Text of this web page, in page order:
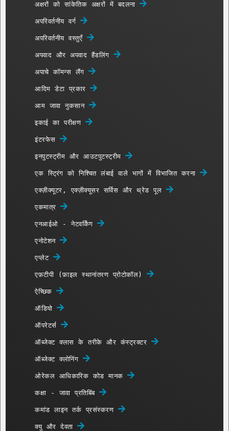
अक्षरों को सांकेतिक अक्षरों में बदलना
अपरिवर्तनीय वर्ग
अपरिवर्तनीय वस्तुएँ
अपवाद और अपवाद हैंडलिंग
अपाचे कॉमन्स लैंग
आदिम डेटा प्रकार
आम जावा नुकसान
इकाई का परीक्षण
इंटरफेस
इनपुटस्ट्रीम और आउटपुटस्ट्रीम
एक स्ट्रिंग को निश्चित लंबाई वाले भागों में विभाजित करना
एक्ज़ीक्यूटर, एक्ज़ीक्यूसर सर्विस और थ्रेड पूल
एकमात्र
एनआईओ - नेटवर्किंग
एनोटेशन
एप्लेट
एफ़टीपी (फ़ाइल स्थानांतरण प्रोटोकॉल)
ऐच्छिक
ऑडियो
ऑपरेटर्स
ऑब्जेक्ट क्लास के तरीके और कंस्ट्रक्टर
ऑब्जेक्ट क्लोनिंग
ओरेकल आधिकारिक कोड मानक
कक्षा - जावा प्रतिबिंब
कमांड लाइन तर्क प्रसंस्करण
क्यु और देवता